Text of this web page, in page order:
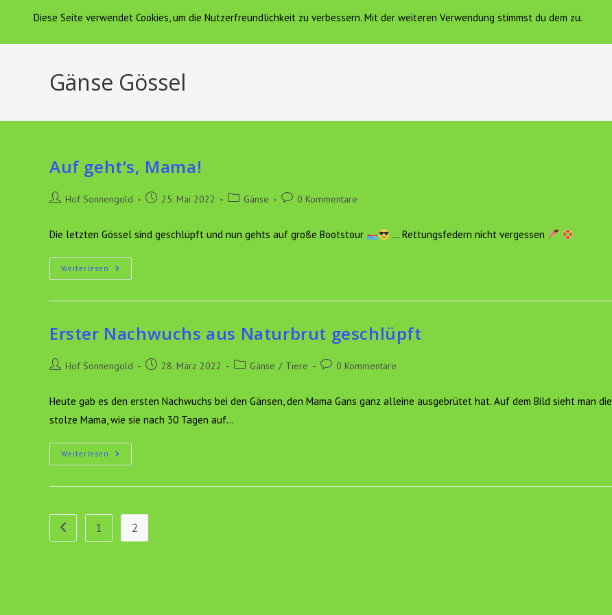
springen
Hof Sonnengold HOF SONNENGOLD FERIENWOHNUNG VEREIN HOF SONNENGOLD E.V.
Gänse Gössel
Auf geht‘s, Mama!
Beitrags-
Hof Sonnengold
Beitrag25. Mai 2022
Beitrags-
Gänse
Beitrags-
0 Kommentare
Die letzten Gössel sind geschlüpft und nun gehts auf große Bootstour … Rettungsfedern nicht vergessen
Weiterlesen Auf
Geht‘s,
Erster Nachwuchs aus Naturbrut geschlüpft
Beitrags-
Hof Sonnengold
Beitrag28. März 2022
Beitrags-
Gänse / Tiere
Beitrags-
0 Kommentare
Heute gab es den ersten Nachwuchs bei den Gänsen, den Mama Gans ganz alleine ausgebrütet hat. Auf dem Bild sieht man die
stolze Mama, wie sie nach 30 Tagen auf…
Weiterlesen Erster
Nachwuchs
Naturbrut
Zur vorherigen Seite
1 2
Diese Seite verwendet Cookies, um die Nutzerfreundlichkeit zu verbessern. Mit der weiteren Verwendung stimmst du dem zu.